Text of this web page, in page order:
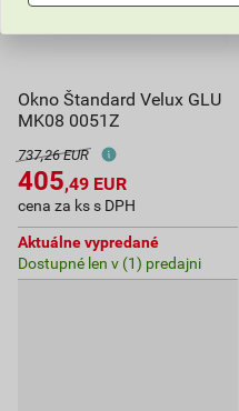
Okno Štandard Velux GLU
MK08 0051Z
737,26 EUR
405,49 EUR
cena za ks s DPH
Aktuálne vypredané
Dostupné len v (1) predajni